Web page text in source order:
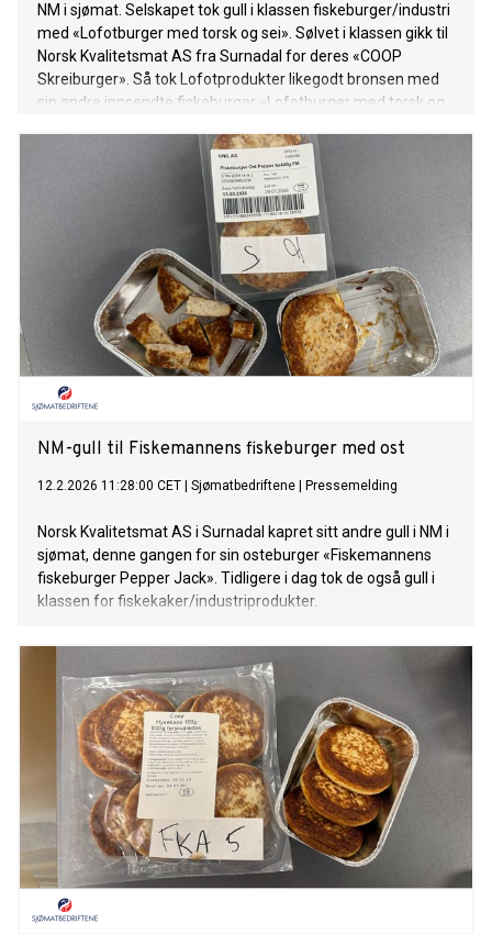
NM i sjømat. Selskapet tok gull i klassen fiskeburger/industri
med «Lofotburger med torsk og sei». Sølvet i klassen gikk til
Norsk Kvalitetsmat AS fra Surnadal for deres «COOP
Skreiburger». Så tok Lofotprodukter likegodt bronsen med
sin andre innsendte fiskeburger «Lofotburger med torsk og
NM-gull til Fiskemannens fiskeburger med ost
12.2.2026 11:28:00 CET Sjømatbedriftene Pressemelding
Norsk Kvalitetsmat AS i Surnadal kapret sitt andre gull i NM i
sjømat, denne gangen for sin osteburger «Fiskemannens
fiskeburger Pepper Jack». Tidligere i dag tok de også gull i
klassen for fiskekaker/industriprodukter.